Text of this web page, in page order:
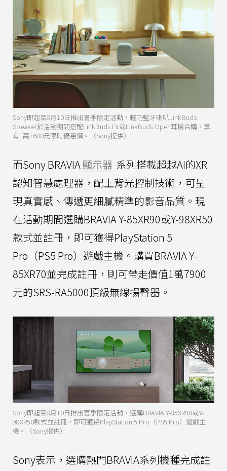
Sony即起至8月10日推出夏季限定活動，輕巧藍牙喇叭LinkBuds
Speaker於活動期間搭配LinkBuds Fit或LinkBuds Open耳機合購，享
有1萬1680元限時優惠價。（Sony提供）
而Sony BRAVIA顯示器 系列搭載超越AI的XR
認知智慧處理器，配上背光控制技術，可呈
現真實感、傳遞更細膩精準的影音品質。現
在活動期間選購BRAVIA Y-85XR90或Y-98XR50
款式並註冊，即可獲得PlayStation 5
Pro（PS5 Pro）遊戲主機。購買BRAVIA Y-
85XR70並完成註冊，則可帶走價值1萬7900
元的SRS-RA5000頂級無線揚聲器。
Sony即起至8月10日推出夏季限定活動，選購BRAVIA Y-85XR90或Y-
98XR50款式並註冊，即可獲得PlayStation 5 Pro（PS5 Pro）遊戲主
機。（Sony提供）
Sony表示，選購熱門BRAVIA系列機種完成註